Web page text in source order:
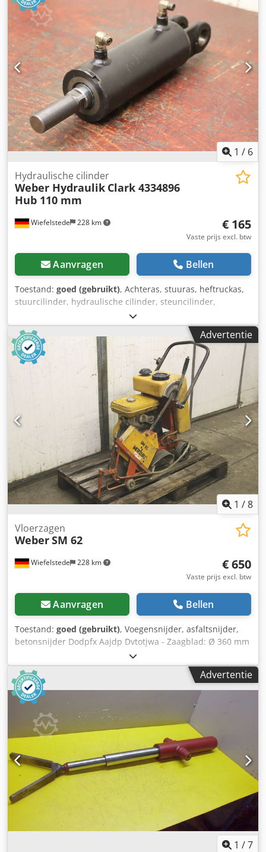
-Gewicht totaal: 454 kg
1 / 6
Wiefelstede 228 km
Hydraulische cilinder
Weber Hydraulik Clark 4334896
Hub 110 mm
€ 165
Vaste prijs excl. btw
Aanvragen Bellen
Toestand: goed (gebruikt), Achteras, stuuras, heftruckas,
stuurcilinder, hydraulische cilinder, steuncilinder,
hydraulische ram, drukram, kantelcilinder, hefcilinder,
spoorstangcilinder, kantelcilinder Dwodpfx Aajv Tahistoa -
Fabrikant: Weber Hydraulik, hydraulische cilinder
kantelcilinder slag 110 mm -Type: Clark 4334896 -
Zuigerstang: Ø 35 mm / M30 -Afmetingen: Ø 88 x 420 mm -
Advertentie
1 /8
Wiefelstede 228 km
Vloerzagen
WeberSM 62
€ 650
Vaste prijs excl. btw
Aanvragen Bellen
Toestand: goed (gebruikt), Voegensnijder, asfaltsnijder,
betonsnijder Dodpfx Aajdp Dvtotjwa - Zaagblad: Ø 360 mm
- Zaagdiepte: 120 mm - Motor: Robin EH25D 8 pk -
Afmetingen: 1200/500/H950 mm - Gewicht: 100 kg
Advertentie
1 /7